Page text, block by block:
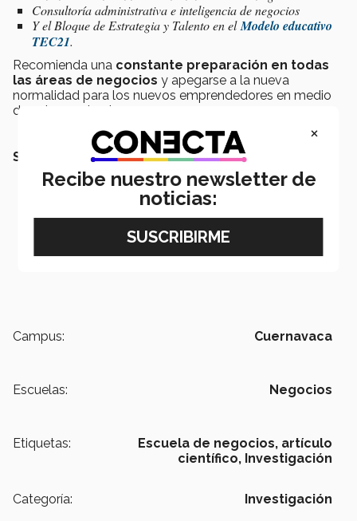
Consultoría administrativa e inteligencia de negocios
Y el Bloque de Estrategia y Talento en elModelo educativo
TEC21.
Recomienda una constante preparación en todas
las áreas de negocios y apegarse a la nueva
normalidad para los nuevos emprendedores en medio
de esta pandemia.
SEGURO QUERRÁS LEER:
Campus: Cuernavaca
Escuelas: Negocios
Etiquetas: Escuela de negocios, artículo
científico, Investigación
Categoría: Investigación
×
Recibe nuestro newsletter de
noticias: